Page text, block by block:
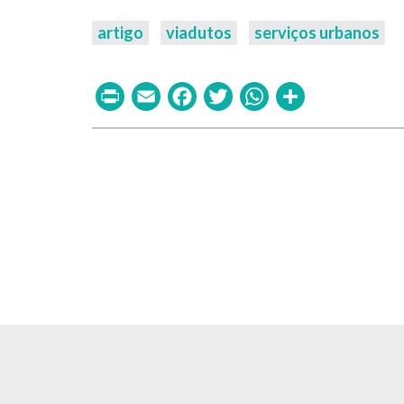
artigo viadutos serviços urbanos
PrintEmailFacebook
TwitterWhatsApp